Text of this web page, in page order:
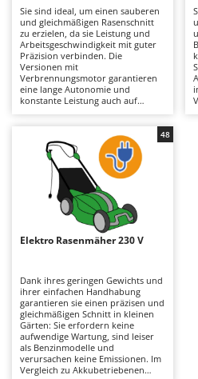
Astkettensägen -
Astscheren
Atemschutzgeräte
Aufroller für Olivennetze
Aufschnittmaschinen
Auslegemulcher für
Äxte - Beile und
Balkenmäher
Bandsägen
Batterieladegeräte -
Baumscheren -
Baumstumpffräsen
Bindezangen - elektrisch
Bodenfräsen für Traktor
Ama
Ambrogio Robot
Annovi Reverberi
ANTHBOT
Archman
Ardes
Argo
Ariete
Attila
Ausonia
Awelco
B
Baesso
Bahco
Sie sind ideal, um einen sauberen
und gleichmäßigen Rasenschnitt
zu erzielen, da sie Leistung und
Arbeitsgeschwindigkeit mit guter
Präzision verbinden. Die
Versionen mit
Verbrennungsmotor garantieren
eine lange Autonomie und
konstante Leistung auch auf
Elektro- oder Akkustrom-
Modellen dadurch, dass sie
leistungsstärker sind und etwas
dichteres Gras bewältigen können.
Um ihre Effizienz zu erhalten,
müssen Luftfilter, Öl und
Zündkerzen regelmäßig überprüft
Elektro Rasenmäher 230 V
Dank ihres geringen Gewichts und
ihrer einfachen Handhabung
garantieren sie einen präzisen und
gleichmäßigen Schnitt in kleinen
Gärten: Sie erfordern keine
aufwendige Wartung, sind leiser
als Benzinmodelle und
verursachen keine Emissionen. Im
Vergleich zu Akkubetriebenen
48